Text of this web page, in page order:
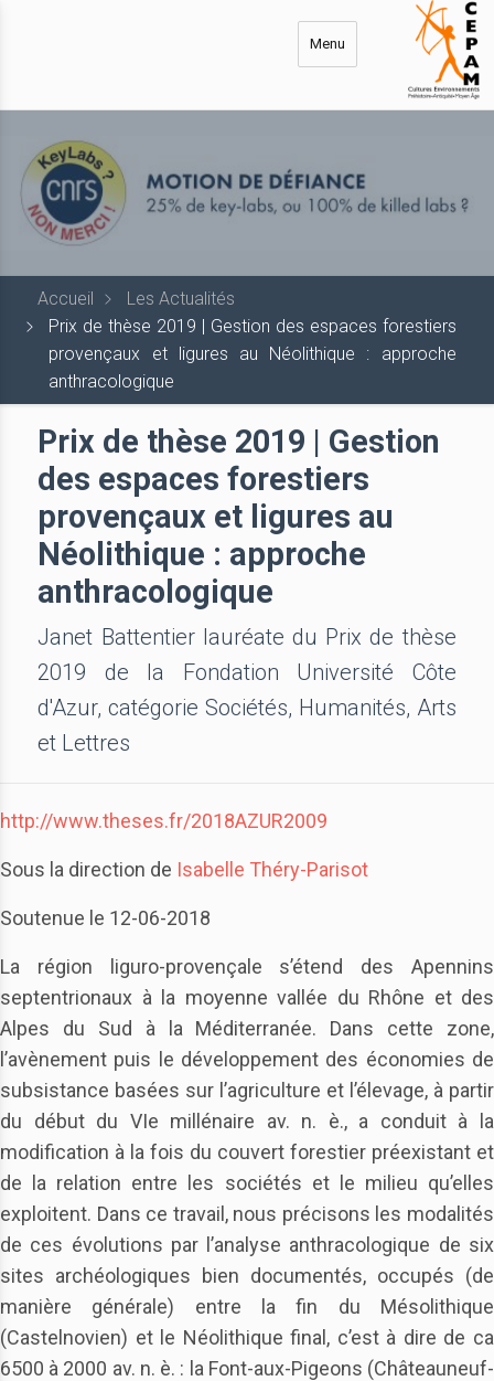
Menu
Accueil
Les Actualités
Prix de thèse 2019 | Gestion des espaces forestiers
provençaux et ligures au Néolithique : approche
anthracologique
Prix de thèse 2019 | Gestion
des espaces forestiers
provençaux et ligures au
Néolithique : approche
anthracologique
Janet Battentier lauréate du Prix de thèse
2019 de la Fondation Université Côte
d'Azur, catégorie Sociétés, Humanités, Arts
et Lettres
http://www.theses.fr/2018AZUR2009
Sous la direction de Isabelle Théry-Parisot
Soutenue le 12-06-2018
La région liguro-provençale s’étend des Apennins
septentrionaux à la moyenne vallée du Rhône et des
Alpes du Sud à la Méditerranée. Dans cette zone,
l’avènement puis le développement des économies de
subsistance basées sur l’agriculture et l’élevage, à partir
du début du VIe millénaire av. n. è., a conduit à la
modification à la fois du couvert forestier préexistant et
de la relation entre les sociétés et le milieu qu’elles
exploitent. Dans ce travail, nous précisons les modalités
de ces évolutions par l’analyse anthracologique de six
sites archéologiques bien documentés, occupés (de
manière générale) entre la fin du Mésolithique
(Castelnovien) et le Néolithique final, c’est à dire de ca
6500 à 2000 av. n. è. : la Font-aux-Pigeons (Châteauneuf-